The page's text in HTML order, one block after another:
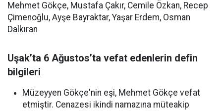
Mehmet Gökçe, Mustafa Çakır, Cemile Özkan, Recep
Çimenoğlu, Ayşe Bayraktar, Yaşar Erdem, Osman
Dalkıran
Uşak’ta 6 Ağustos’ta vefat edenlerin defin
bilgileri
Müzeyyen Gökçe'nin eşi, Mehmet Gökçe vefat
etmiştir. Cenazesi ikindi namazına müteakip